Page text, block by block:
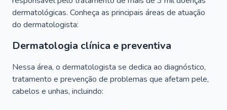
dermatológicas. Conheça as principais áreas de atuação
do dermatologista:
Dermatologia clínica e preventiva
Nessa área, o dermatologista se dedica ao diagnóstico,
tratamento e prevenção de problemas que afetam pele,
cabelos e unhas, incluindo: